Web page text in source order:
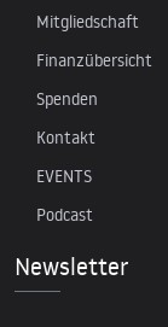
Mitgliedschaft
Finanzübersicht
Spenden
Kontakt
EVENTS
Podcast
Newsletter